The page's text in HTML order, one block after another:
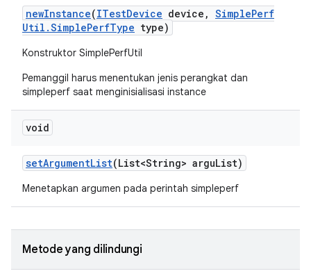
newInstance(ITestDevice device , SimplePerf
Util .SimplePerfType type)
Konstruktor SimplePerfUtil
Pemanggil harus menentukan jenis perangkat dan
simpleperf saat menginisialisasi instance
void
setArgumentList(List<String> arguList)
Menetapkan argumen pada perintah simpleperf
Metode yang dilindungi